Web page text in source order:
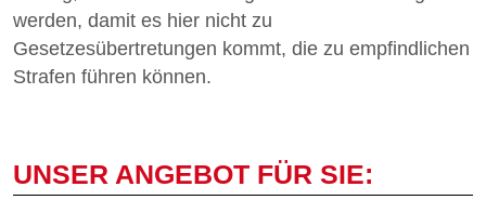
werden, damit es hier nicht zu
Gesetzesübertretungen kommt, die zu empfindlichen
Strafen führen können.
UNSER ANGEBOT FÜR SIE: